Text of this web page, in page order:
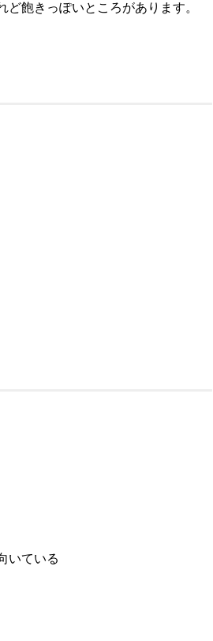
飽きっぽいところがあります。
いている